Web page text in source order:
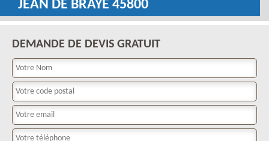
JEAN DE BRAYE 45800
DEMANDE DE DEVIS GRATUIT